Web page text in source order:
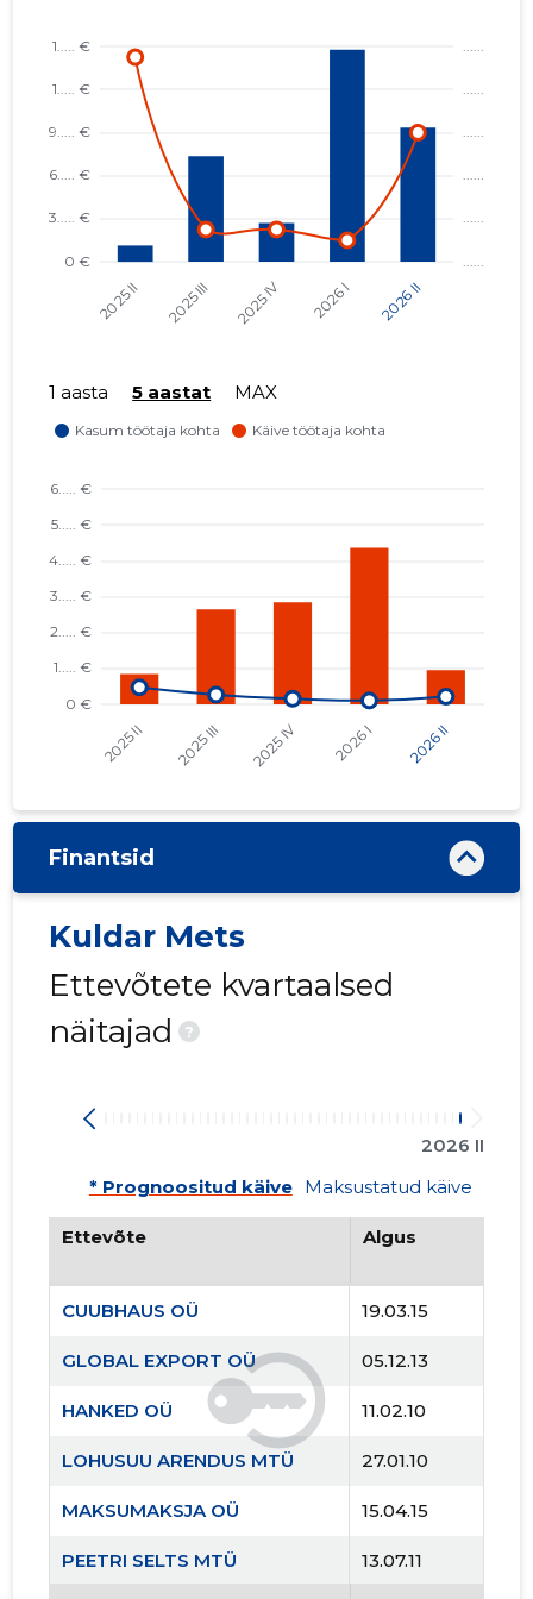
1 aasta 5 aastat MAX
Finantsid
Kuldar Mets
Ettevõtete kvartaalsed
näitajad
?
2026 II
* Prognoositud käive Maksustatud käive
Ettevõte Algus
CUUBHAUS OÜ 19.03.15
GLOBAL EXPORT OÜ 05.12.13
HANKED OÜ 11.02.10
LOHUSUU ARENDUS MTÜ 27.01.10
MAKSUMAKSJA OÜ 15.04.15
PEETRI SELTS MTÜ 13.07.11